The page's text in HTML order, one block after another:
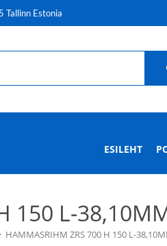
Tallinn Estonia
ESILEHT
150 L-
HAMMASRIHM ZRS 700 H 150 L-